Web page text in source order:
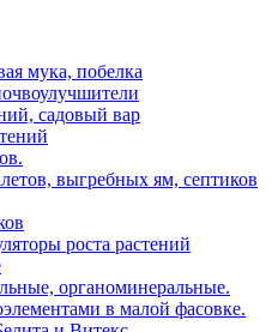
мука, побелка
садовый вар
выгребных ям, септиков
роста растений
органоминеральные.
в малой фасовке.